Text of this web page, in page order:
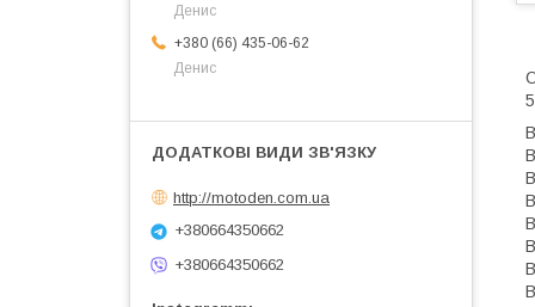
Денис
+380 (66) 435-06-62
Денис
http://motoden.com.ua
+380664350662
+380664350662